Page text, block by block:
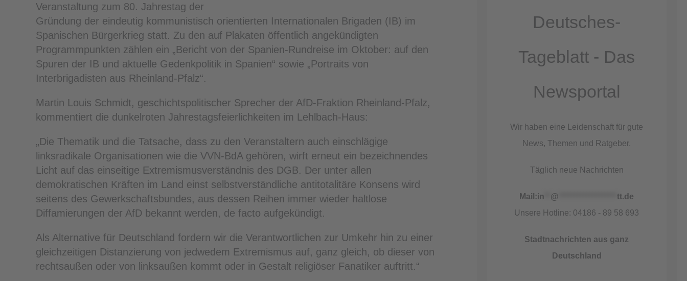
Veranstaltung zum 80. Jahrestag der
Gründung der eindeutig kommunistisch orientierten Internationalen Brigaden (IB) im
Spanischen Bürgerkrieg statt. Zu den auf Plakaten öffentlich angekündigten
Programmpunkten zählen ein „Bericht von der Spanien-Rundreise im Oktober: auf den
Spuren der IB und aktuelle Gedenkpolitik in Spanien“ sowie „Portraits von
Interbrigadisten aus Rheinland-Pfalz“.
Martin Louis Schmidt, geschichtspolitischer Sprecher der AfD-Fraktion Rheinland-Pfalz,
kommentiert die dunkelroten Jahrestagsfeierlichkeiten im Lehlbach-Haus:
„Die Thematik und die Tatsache, dass zu den Veranstaltern auch einschlägige
linksradikale Organisationen wie die VVN-BdA gehören, wirft erneut ein bezeichnendes
Licht auf das einseitige Extremismusverständnis des DGB. Der unter allen
demokratischen Kräften im Land einst selbstverständliche antitotalitäre Konsens wird
seitens des Gewerkschaftsbundes, aus dessen Reihen immer wieder haltlose
Diffamierungen der AfD bekannt werden, de facto aufgekündigt.
Als Alternative für Deutschland fordern wir die Verantwortlichen zur Umkehr hin zu einer
gleichzeitigen Distanzierung von jedwedem Extremismus auf, ganz gleich, ob dieser von
rechtsaußen oder von linksaußen kommt oder in Gestalt religiöser Fanatiker auftritt.“
Deutsches-
Tageblatt - Das
Newsportal
Wir haben eine Leidenschaft für gute
News, Themen und Ratgeber.
Täglich neue Nachrichten
Mail:in @ *******************tt.de
Unsere Hotline: 04186 - 89 58 693
Stadtnachrichten aus ganz
Deutschland